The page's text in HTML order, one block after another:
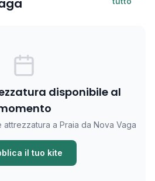
disponibile al
a Praia da Nova Vaga
il tuo kite